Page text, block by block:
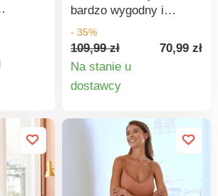
bardzo wygodny i
gwarantuje swobodę
ruchów. Lekko
dopasowany krój. Dekolt
Elastyczny bawełniany
gumką u dołu.
Regulowane ramiączka
z tyłu. Prosty dekolt z
tyłu. Można prać w
- 35%
109,99 zł
70,99 zł
Na stanie u
dostawcy